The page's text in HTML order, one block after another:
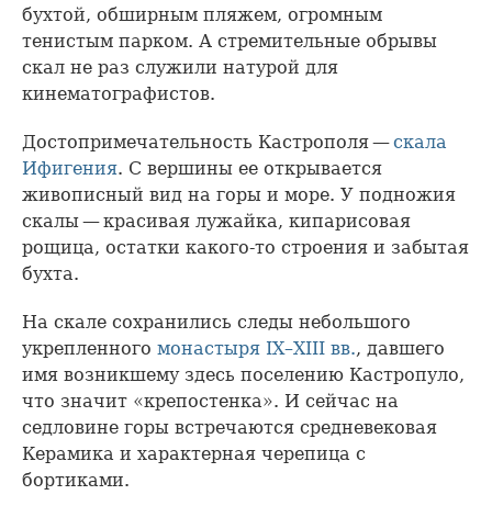
бухтой, обширным пляжем, огромным
тенистым парком. А стремительные обрывы
скал не раз служили натурой для
кинематографистов.
Достопримечательность Кастрополя —скала
Ифигения. С вершины ее открывается
живописный вид на горы и море. У подножия
скалы — красивая лужайка, кипарисовая
рощица, остатки какого-то строения и забытая
бухта.
На скале сохранились следы небольшого
укрепленного монастыря IX–XIII вв., давшего
имя возникшему здесь поселению Кастропуло,
что значит «крепостенка». И сейчас на
седловине горы встречаются средневековая
Керамика и характерная черепица с
бортиками.